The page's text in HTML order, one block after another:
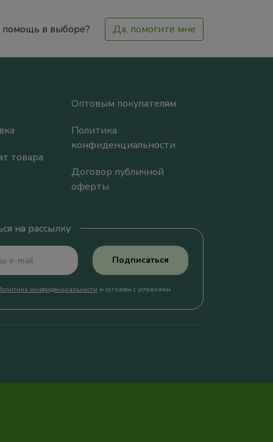
в выборе? Да, помогите мне
товара
Оптовым покупателям
Политика
конфиденциальности
Договор публичной
оферты
на рассылку
Подписаться
конфиденциальности и согласен с условиями